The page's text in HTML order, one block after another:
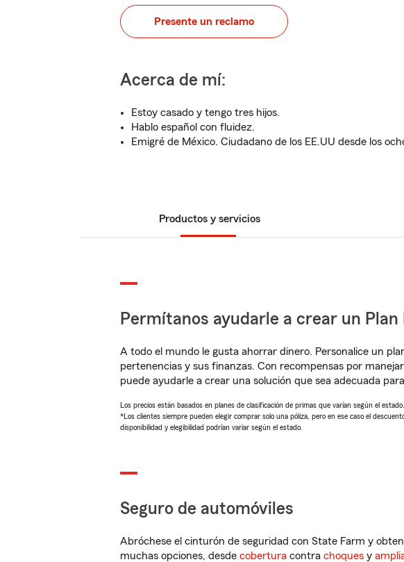
Presente un reclamo
Acerca de mí:
Estoy casado y tengo tres hijos.
Hablo español con fluidez.
Emigré de México. Ciudadano de los EE.UU desde los
Productos y servicios
Permítanos ayudarle a crear un Plan
A todo el mundo le gusta ahorrar dinero. Personalice un
pertenencias y sus finanzas. Con recompensas por
puede ayudarle a crear una solución que sea adecuada
Los precios están basados en planes de clasificación de primas que varían según el
*Los clientes siempre pueden elegir comprar solo una póliza, pero en ese caso el
disponibilidad y elegibilidad podrían variar según el estado.
Seguro de automóviles
Abróchese el cinturón de seguridad con State Farm y
muchas opciones, desde cobertura contra choques y